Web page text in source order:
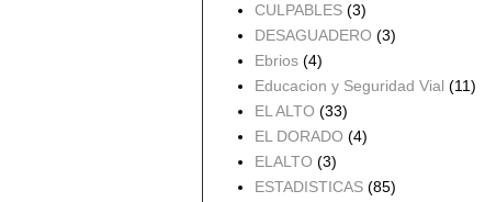
CULPABLES (3)
DESAGUADERO (3)
Ebrios (4)
Educacion y Seguridad Vial (11)
EL ALTO (33)
EL DORADO (4)
ELALTO (3)
ESTADISTICAS (85)